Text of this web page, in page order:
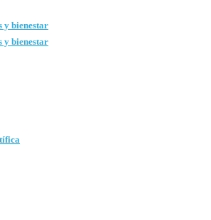
y bienestar
y bienestar